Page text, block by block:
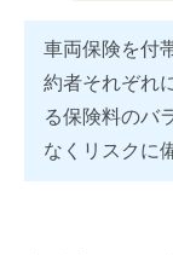
車両保険を付
約者それぞれ
る保険料のバ
なくリスクに